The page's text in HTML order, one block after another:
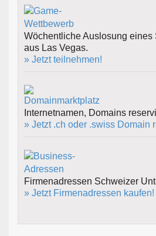
Wöchentliche Auslosung eines
aus Las Vegas.
» Jetzt teilnehmen!
Internetnamen, Domains
» Jetzt .ch oder .swiss Domain
Firmenadressen Schweizer
» Jetzt Firmenadressen kaufen!